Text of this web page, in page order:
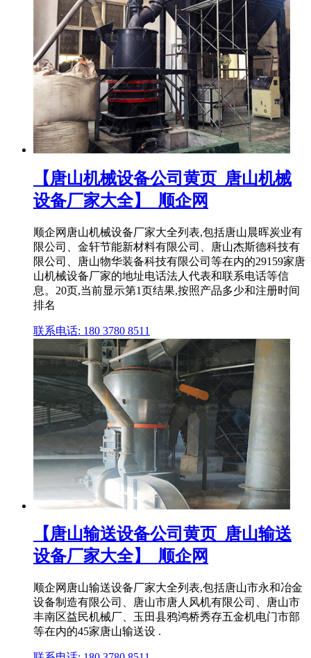
【唐山机械设备公司黄页_唐山机械
设备厂家大全】_顺企网
顺企网唐山机械设备厂家大全列表,包括唐山晨晖炭业有
限公司、金轩节能新材料有限公司、唐山杰斯德科技有
限公司、唐山物华装备科技有限公司等在内的29159家唐
山机械设备厂家的地址电话法人代表和联系电话等信
息。20页,当前显示第1页结果,按照产品多少和注册时间
排名
联系电话: 180 3780 8511
【唐山输送设备公司黄页_唐山输送
设备厂家大全】_顺企网
顺企网唐山输送设备厂家大全列表,包括唐山市永和冶金
设备制造有限公司、唐山市唐人风机有限公司、唐山市
丰南区益民机械厂、玉田县鸦鸿桥秀存五金机电门市部
等在内的45家唐山输送设 .